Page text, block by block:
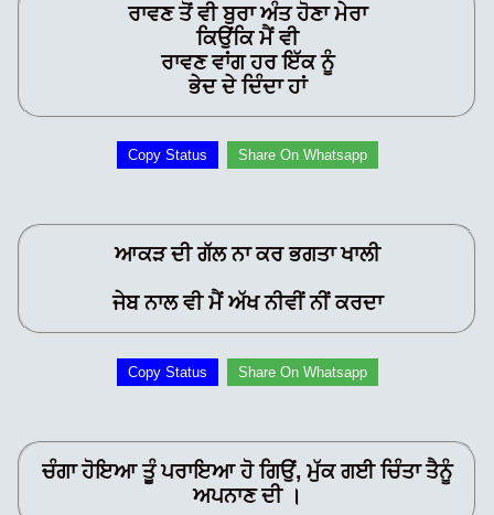
ਰਾਵਣ ਤੋਂ ਵੀ ਬੁਰਾ ਅੰਤ ਹੋਣਾ ਮੇਰਾ
ਕਿਉਂਕਿ ਮੈਂ ਵੀ
ਰਾਵਣ ਵਾਂਗ ਹਰ ਇੱਕ ਨੂੰ
ਭੇਦ ਦੇ ਦਿੰਦਾ ਹਾਂ
Copy Status Share On Whatsapp
ਆਕੜ ਦੀ ਗੱਲ ਨਾ ਕਰ ਭਗਤਾ ਖਾਲੀ
ਜੇਬ ਨਾਲ ਵੀ ਮੈਂ ਅੱਖ ਨੀਵੀਂ ਨੀਂ ਕਰਦਾ
Copy Status Share On Whatsapp
ਚੰਗਾ ਹੋਇਆ ਤੂੰ ਪਰਾਇਆ ਹੋ ਗਿਉਂ, ਮੁੱਕ ਗਈ ਚਿੰਤਾ ਤੈਨੂੰ
ਅਪਨਾਣ ਦੀ ।